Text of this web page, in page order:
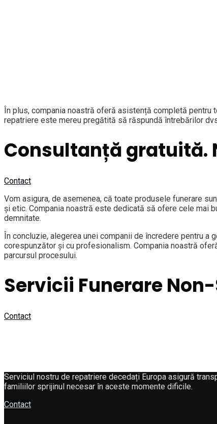
În plus, compania noastră oferă asistență completă
repatriere este mereu pregătită să răspundă întrebărilor
Consultanță gratuită.
Contact
Vom asigura, de asemenea, că toate produsele funerare
și etic. Compania noastră este dedicată să ofere cele mai
demnitate.
În concluzie, alegerea unei companii de încredere pentru
corespunzător și cu profesionalism. Compania noastră
parcursul procesului.
Servicii Funerare
Contact
Serviciul nostru de repatriere decedați Europa asigură
familiilor sprijinul necesar în aceste momente dificile.
Contact